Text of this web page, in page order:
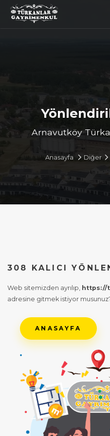
Arnavutköy
Anasayfa Diğer
308 KALICI
Web sitemizden ayrılıp, https://
adresine gitmek istiyor
ANASAYFA